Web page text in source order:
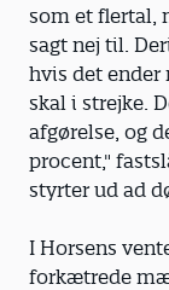
som et flertal,
sagt nej til.
hvis det ender
skal i strejke.
afgørelse, og
procent,"
styrter ud ad
I Horsens
forkætrede